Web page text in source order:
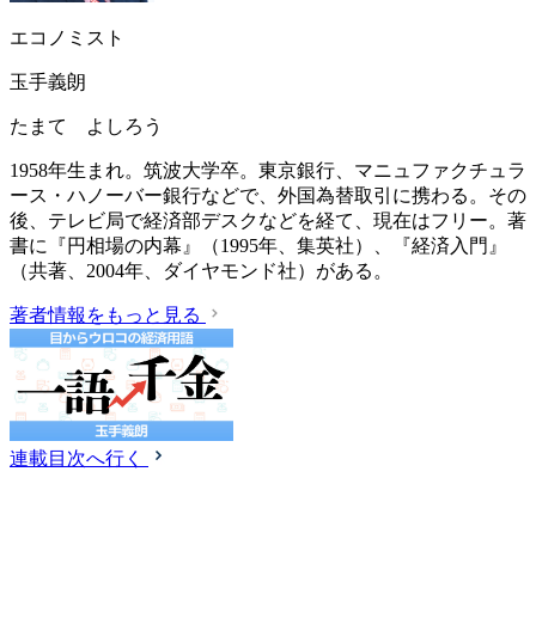
エコノミスト
玉手義朗
たまて よしろう
1958年生まれ。筑波大学卒。東京銀行、マニュファクチュラ
ース・ハノーバー銀行などで、外国為替取引に携わる。その
後、テレビ局で経済部デスクなどを経て、現在はフリー。著
書に『円相場の内幕』（1995年、集英社）、『経済入門』
（共著、2004年、ダイヤモンド社）がある。
著者情報をもっと見る
連載目次へ行く